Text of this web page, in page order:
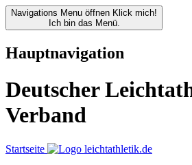
Navigations Menu öffnen Klick mich!
Ich bin das Menü.
Hauptnavigation
Deutscher
Verband
Startseite